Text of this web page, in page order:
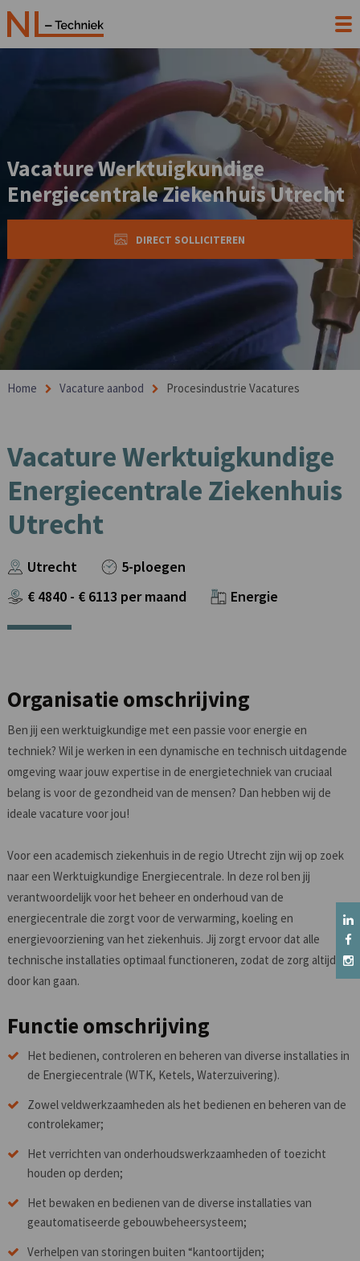
Vacature Werktuigkundige
Energiecentrale Ziekenhuis Utrecht
DIRECT SOLLICITEREN
Home Vacature aanbod Procesindustrie Vacatures
Vacature Werktuigkundige
Energiecentrale Ziekenhuis
Utrecht
Utrecht
5-ploegen
€ 4840 - € 6113 per maand Energie
Organisatie omschrijving
Ben jij een werktuigkundige met een passie voor energie en
techniek? Wil je werken in een dynamische en technisch uitdagende
omgeving waar jouw expertise in de energietechniek van cruciaal
belang is voor de gezondheid van de mensen? Dan hebben wij de
ideale vacature voor jou!
Voor een academisch ziekenhuis in de regio Utrecht zijn wij op zoek
naar een Werktuigkundige Energiecentrale. In deze rol ben jij
verantwoordelijk voor het beheer en onderhoud van de
energiecentrale die zorgt voor de verwarming, koeling en
energievoorziening van het ziekenhuis. Jij zorgt ervoor dat alle
technische installaties optimaal functioneren, zodat de zorg altijd
door kan gaan.
Functie omschrijving
Het bedienen, controleren en beheren van diverse installaties in
de Energiecentrale (WTK, Ketels, Waterzuivering).
Zowel veldwerkzaamheden als het bedienen en beheren van de
controlekamer;
Het verrichten van onderhoudswerkzaamheden of toezicht
houden op derden;
Het bewaken en bedienen van de diverse installaties van
geautomatiseerde gebouwbeheersysteem;
Verhelpen van storingen buiten “kantoortijden;